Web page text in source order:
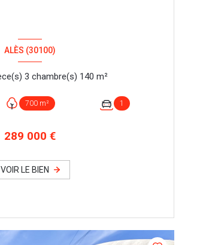
ALÈS (30100)
Maison 5 pièce(s) 3 chambre(s) 140 m²
700 m² 1
289 000 €
VOIR LE BIEN